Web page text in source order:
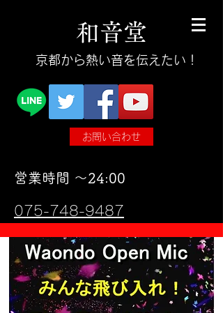
和音堂
​京都から熱い音を伝えたい！
お問い合わせ
​営業時間 〜24:00
075-748-9487